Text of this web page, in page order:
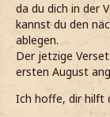
da du dich in der
kannst du den
ablegen.
Der jetzige
ersten August
Ich hoffe, dir hilft